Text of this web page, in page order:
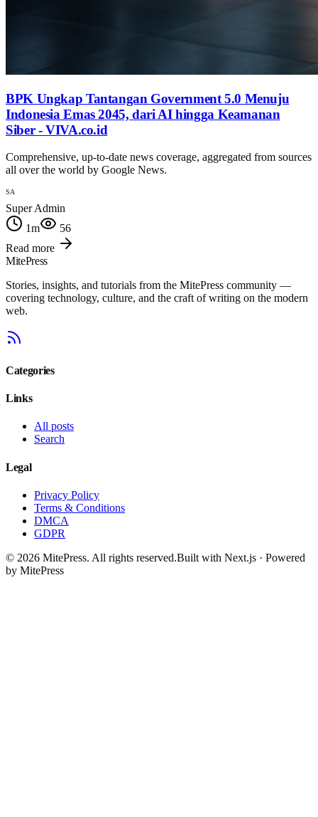
BPK Ungkap Tantangan Government 5.0 Menuju
Indonesia Emas 2045, dari AI hingga Keamanan
Siber - VIVA.co.id
Comprehensive, up-to-date news coverage, aggregated from sources
all over the world by Google News.
SA
Super Admin
1m
56
Read more
MitePress
Stories, insights, and tutorials from the MitePress community —
covering technology, culture, and the craft of writing on the modern
web.
Categories
Links
All posts
Search
Legal
Privacy Policy
Terms & Conditions
DMCA
GDPR
© 2026 MitePress. All rights reserved.Built with Next.js · Powered
by MitePress